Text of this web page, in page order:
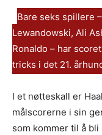
Bare seks spillere
Lewandowski, Ali
Ronaldo – har
tricks i det 21.
I et nøtteskall er
målscorerne i sin
som kommer til å